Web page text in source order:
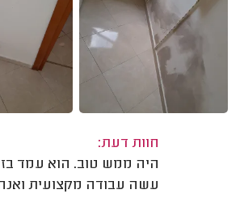
חוות דעת:
היה ממש טוב. הוא עמד
עשה עבודה מקצועית